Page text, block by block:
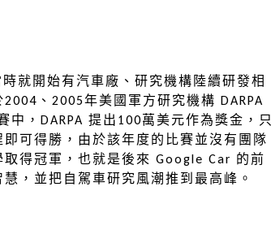
就開始有汽車廠、研究機構陸續研發相
、2005年美國軍方研究機構 DARPA
，DARPA 提出100萬美元作為獎金，只
可得勝，由於該年度的比賽並沒有團隊
得冠軍，也就是後來 Google Car 的前
，並把自駕車研究風潮推到最高峰。